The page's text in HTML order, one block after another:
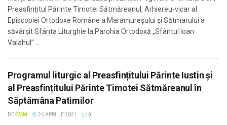
Preasfințitul Părinte Timotei Sătmăreanul, Arhiereu-vicar al
Episcopiei Ortodoxe Române a Maramureșului și Sătmarului a
săvârșit Sfânta Liturghie la Parohia Ortodoxă „Sfântul Ioan
Valahul” ...
Programul liturgic al Preasfințitului Părinte Iustin şi
al Preasfințitului Părinte Timotei Sătmăreanul în
Săptămâna Patimilor
DE EMM 26 APRILIE 2021 0